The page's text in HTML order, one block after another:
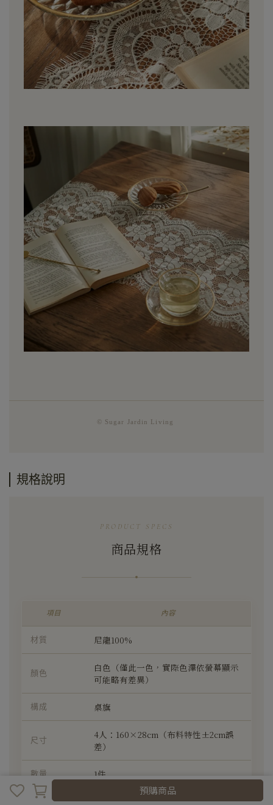
預購商品
© Sugar Jardin Living
規格說明
PRODUCT SPECS
商品規格
項目 內容
材質 尼龍100%
顏色
白色（僅此一色，實際色澤依螢幕顯示
可能略有差異）
構成 桌旗
尺寸
4人：160×28cm（布料特性±2cm誤
差）
數量 1件
可否訂製 不可訂製